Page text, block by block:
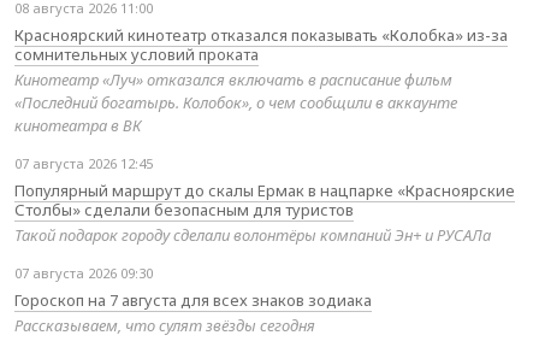
08 августа 2026 11:00
Красноярский кинотеатр отказался показывать «Колобка» из-за
сомнительных условий проката
Кинотеатр «Луч» отказался включать в расписание фильм
«Последний богатырь. Колобок», о чем сообщили в аккаунте
кинотеатра в ВК
07 августа 2026 12:45
Популярный маршрут до скалы Ермак в нацпарке «Красноярские
Столбы» сделали безопасным для туристов
Такой подарок городу сделали волонтёры компаний Эн+ и РУСАЛа
07 августа 2026 09:30
Гороскоп на 7 августа для всех знаков зодиака
Рассказываем, что сулят звёзды сегодня